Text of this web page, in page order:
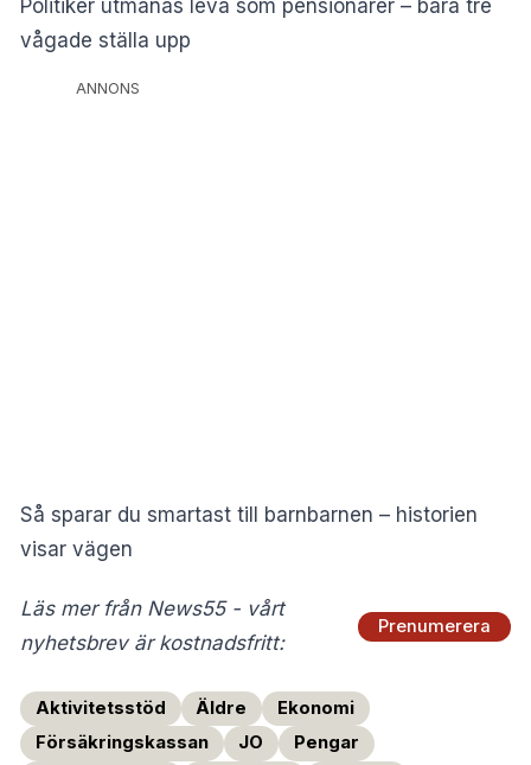
Politiker utmanas leva som pensionärer – bara tre
vågade ställa upp
ANNONS
Så sparar du smartast till barnbarnen – historien
visar vägen
Läs mer från News55 - vårt
nyhetsbrev är kostnadsfritt:
Prenumerera
Aktivitetsstöd Äldre
Ekonomi
Försäkringskassan
JO
Pengar